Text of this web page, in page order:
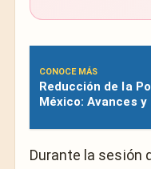
CONOCE MÁS
Reducción de la
México: Avances y
Durante la sesión